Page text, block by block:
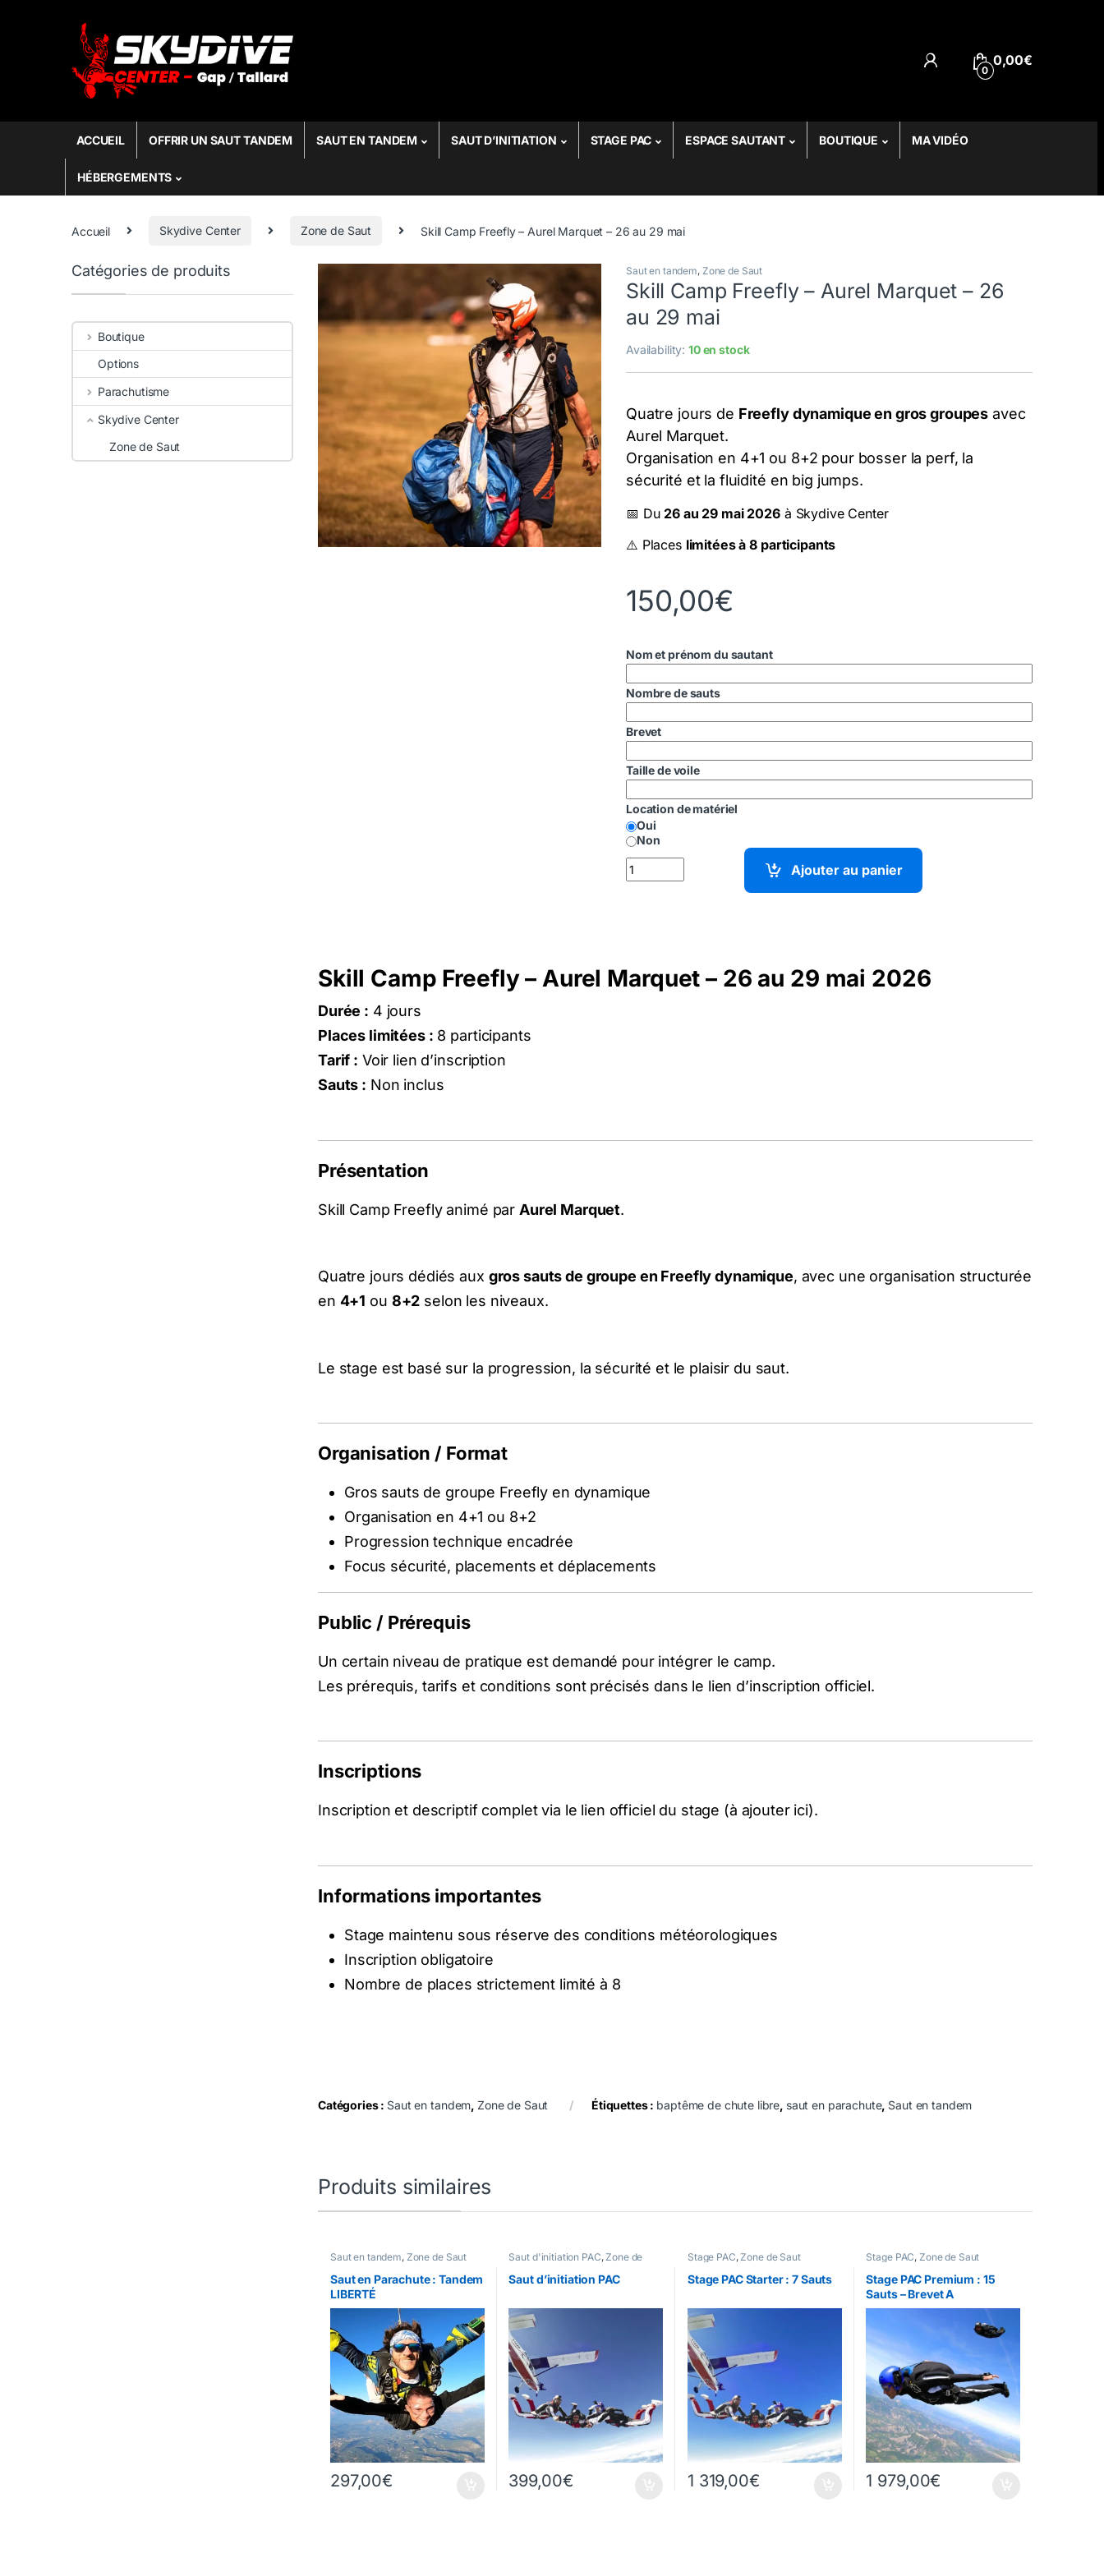
0
0,00€
ACCUEIL OFFRIR UN SAUT TANDEM SAUT EN TANDEM SAUT D’INITIATION STAGE PAC ESPACE SAUTANT BOUTIQUE MA VIDÉO
HÉBERGEMENTS
Accueil Skydive Center Zone de Saut Skill Camp Freefly – Aurel Marquet – 26 au 29 mai
Saut en tandem, Zone de Saut
Skill Camp Freefly – Aurel Marquet – 26
au 29 mai
Availability:10 en stock
Quatre jours de Freefly dynamique en gros groupes avec
Aurel Marquet.
Organisation en 4+1 ou 8+2 pour bosser la perf, la
sécurité et la fluidité en big jumps.
📅 Du 26 au 29 mai 2026à Skydive Center
⚠️ Places limitées à 8 participants
150,00€
Nom et prénom du sautant
Nombre de sauts
Brevet
Taille de voile
Location de matériel
Oui
Non
quantité de Skill Camp Freefly – Aurel Marquet – 26 au 29 mai
Ajouter au panier
Skill Camp Freefly – Aurel Marquet – 26 au 29 mai 2026
Durée : 4 jours
Places limitées : 8 participants
Tarif : Voir lien d’inscription
Sauts : Non inclus
Présentation
Skill Camp Freefly animé par Aurel Marquet.
Quatre jours dédiés aux gros sauts de groupe en Freefly dynamique, avec une organisation structurée
en 4+1 ou 8+2 selon les niveaux.
Le stage est basé sur la progression, la sécurité et le plaisir du saut.
Organisation / Format
Gros sauts de groupe Freefly en dynamique
Organisation en 4+1 ou 8+2
Progression technique encadrée
Focus sécurité, placements et déplacements
Public / Prérequis
Un certain niveau de pratique est demandé pour intégrer le camp.
Les prérequis, tarifs et conditions sont précisés dans le lien d’inscription officiel.
Inscriptions
Inscription et descriptif complet via le lien officiel du stage (à ajouter ici).
Informations importantes
Stage maintenu sous réserve des conditions météorologiques
Inscription obligatoire
Nombre de places strictement limité à 8
Catégories : Saut en tandem, Zone de Saut Étiquettes : baptême de chute libre, saut en parachute, Saut en tandem
Produits similaires
Saut en tandem, Zone de Saut
Saut en Parachute : Tandem
LIBERTÉ
297,00€
Saut d'initiation PAC,Zone de
Saut d’initiation PAC
399,00€
Stage PAC,Zone de Saut
Stage PAC Starter : 7 Sauts
1 319,00€
Stage PAC, Zone de Saut
Stage PAC Premium : 15
Sauts – Brevet A
1 979,00€
Catégories de produits
Boutique
Options
Parachutisme
Skydive Center
Zone de Saut